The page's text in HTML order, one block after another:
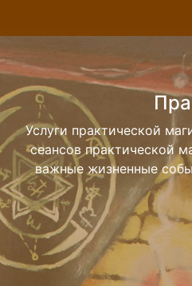
В наше время без денег
трудом сводят «концы с
нету денег, во